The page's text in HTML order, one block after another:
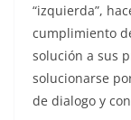
“izquierda”,
cumplimiento
solución a sus
solucionarse
de dialogo y